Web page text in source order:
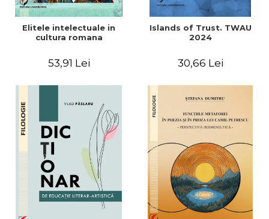
Elitele intelectuale in
cultura romana
53,91 Lei
Islands of Trust. TWAU
2024
30,66 Lei